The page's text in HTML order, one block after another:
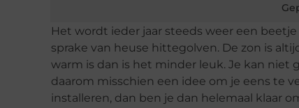
Het wordt ieder jaar steeds weer een
sprake van heuse hittegolven. De zon is
warm is dan is het minder leuk. Je kan niet
daarom misschien een idee om je eens te
installeren, dan ben je dan helemaal klaar